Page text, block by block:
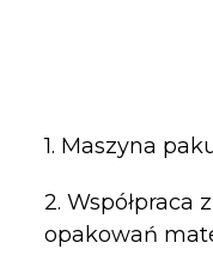
1. Maszyna
2.
opakowań